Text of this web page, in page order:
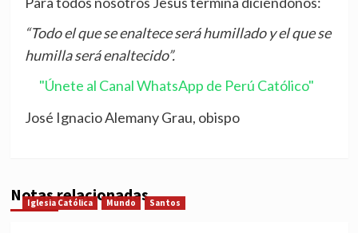
“Todo el que se enaltece será humillado y el que se
humilla será enaltecido”.
"Únete al Canal WhatsApp de Perú Católico"
José Ignacio Alemany Grau, obispo
Notas relacionadas
Iglesia Católica Mundo Santos